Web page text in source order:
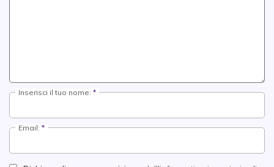
Inserisci il tuo nome:
Email: